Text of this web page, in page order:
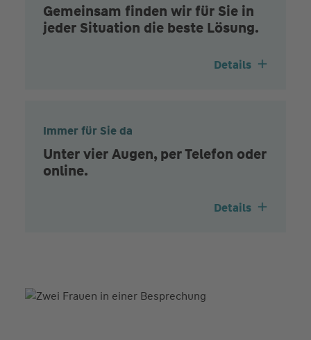
Gemeinsam finden wir für Sie in
jeder Situation die beste Lösung.
Details
Immer für Sie da
Unter vier Augen, per Telefon oder
online.
Details